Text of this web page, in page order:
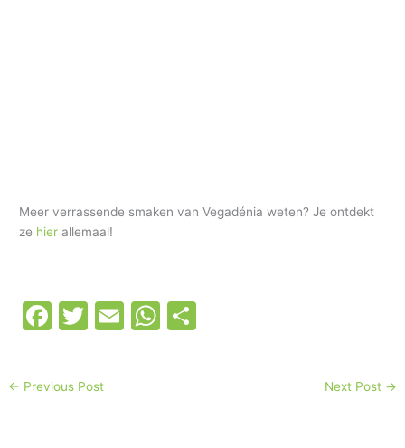
Meer verrassende smaken van Vegadénia weten? Je ontdekt
ze hier allemaal!
F
c
e
T
itt
er
E
W
← Previous Post Next Post →